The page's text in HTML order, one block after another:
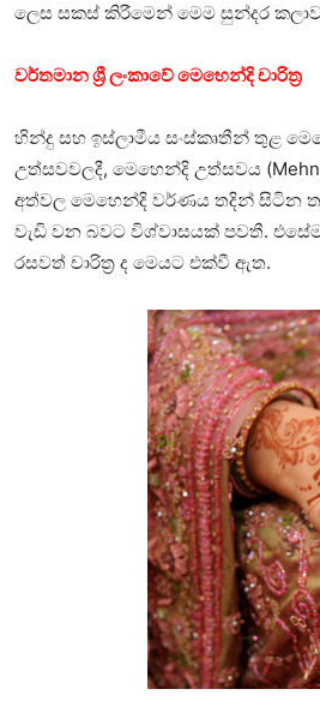
ලෙස සකස් කිරී­මෙන් මෙම සුන්දර
වර්ත­මාන ශ්‍රී ලංකාවේ මෙහෙන්දි චාරිත්‍ර
හින්දු සහ ඉස්ලා­මීය සංස්කෘ­තීන් තුළ
උත්ස­ව­ව­ලදී, මෙහෙන්දි උත්ස­වය
අත්වල මෙහෙන්දි වර්ණය තදින් සිටින
වැඩි වන බවට විශ්වා­ස­යක් පවතී.
රස­වත් චාරිත්‍ර ද මෙයට එක්වී ඇත.